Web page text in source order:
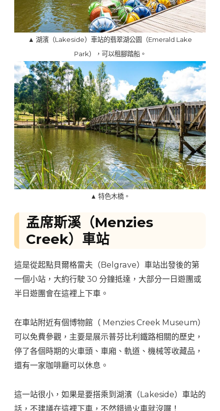
▲ 湖濱（Lakeside）車站的翡翠湖公園（Emerald Lake
Park），可以租腳踏船。
▲ 特色木橋。
孟席斯溪（Menzies
Creek）車站
這是從起點貝爾格雷夫（Belgrave）車站出發後的第
一個小站，大約行駛 30 分鐘抵達，大部分一日遊團或
半日遊團會在這裡上下車。
在車站附近有個博物館（ Menzies Creek Museum）
可以免費參觀，主要是展示普芬比利鐵路相關的歷史，
停了各個時期的火車頭、車廂、軌道、機械等收藏品，
還有一家咖啡廳可以休息。
這一站很小，如果是要搭乘到湖濱（Lakeside）車站的
話，不建議在這裡下車，不然錯過火車就沒囉！